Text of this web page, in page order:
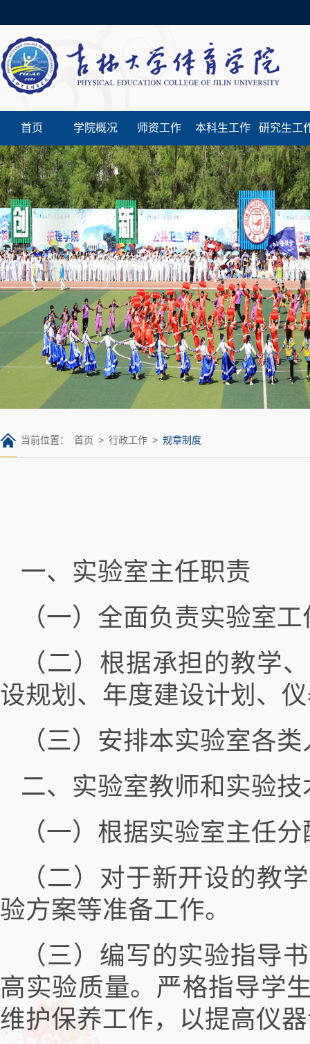
首页 学院概况 师资工作 本科生工作 研究生工
当前位置： 首页 > 行政工作 > 规章制度
一、实验室主任职责
（一）全面负责实验室
（二）根据承担的教学
设规划、年度建设计划、
（三）安排本实验室各
二、实验室教师和实验
（一）根据实验室主任
（二）对于新开设的教
验方案等准备工作。
（三）编写的实验指导
高实验质量。严格指导学
维护保养工作，以提高仪